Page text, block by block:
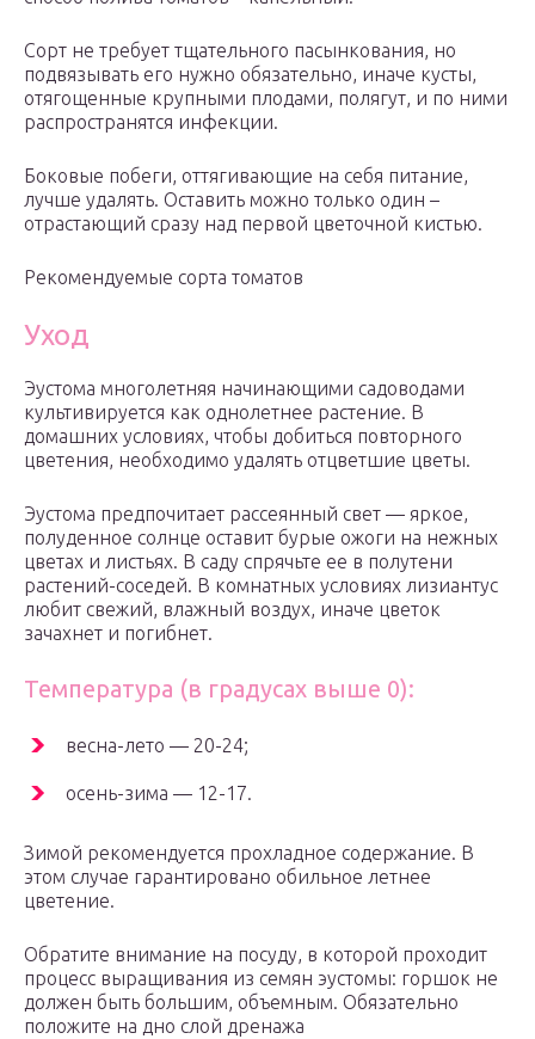
Сорт не требует тщательного пасынкования, но
подвязывать его нужно обязательно, иначе кусты,
отягощенные крупными плодами, полягут, и по ними
распространятся инфекции.
Боковые побеги, оттягивающие на себя питание,
лучше удалять. Оставить можно только один –
отрастающий сразу над первой цветочной кистью.
Рекомендуемые сорта томатов
Уход
Эустома многолетняя начинающими садоводами
культивируется как однолетнее растение. В
домашних условиях, чтобы добиться повторного
цветения, необходимо удалять отцветшие цветы.
Эустома предпочитает рассеянный свет — яркое,
полуденное солнце оставит бурые ожоги на нежных
цветах и листьях. В саду спрячьте ее в полутени
растений-соседей. В комнатных условиях лизиантус
любит свежий, влажный воздух, иначе цветок
зачахнет и погибнет.
Температура (в градусах выше 0):
весна-лето — 20-24;
осень-зима — 12-17.
Зимой рекомендуется прохладное содержание. В
этом случае гарантировано обильное летнее
цветение.
Обратите внимание на посуду, в которой проходит
процесс выращивания из семян эустомы: горшок не
должен быть большим, объемным. Обязательно
положите на дно слой дренажа